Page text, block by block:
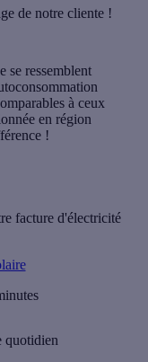
de notre cliente !
se ressemblent
à ceux
en région
!
facture d'électricité
quotidien